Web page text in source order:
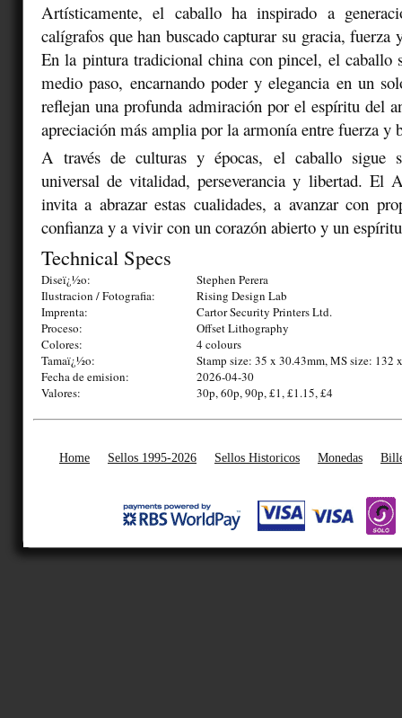
Artísticamente, el caballo ha inspirado a
calígrafos que han buscado capturar su gracia,
En la pintura tradicional china con pincel, el caballo
medio paso, encarnando poder y elegancia en un
reflejan una profunda admiración por el espíritu del
apreciación más amplia por la armonía entre fuerza y
A través de culturas y épocas, el caballo sigue
universal de vitalidad, perseverancia y libertad. El
invita a abrazar estas cualidades, a avanzar con
confianza y a vivir con un corazón abierto y un
Technical Specs
Diseï¿½o:
Stephen Perera
Ilustracion / Fotografia:
Rising Design Lab
Imprenta:
Cartor Security Printers Ltd.
Proceso:
Offset Lithography
Colores:
4 colours
Tamaï¿½o:
Stamp size: 35 x 30.43mm, MS size: 132
Fecha de emision:
2026-04-30
Valores:
30p, 60p, 90p, £1, £1.15, £4
Home Sellos 1995-2026 Sellos Historicos Monedas